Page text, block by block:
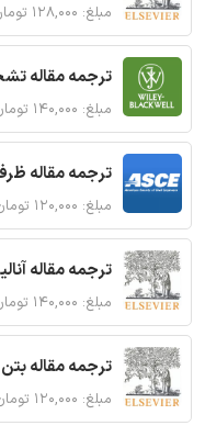
مبلغ: ۱۲۸,۰۰۰ تومان
ترجمه مقاله
مبلغ: ۱۴۰,۰۰۰ تومان
ترجمه مقاله
مبلغ: ۱۲۰,۰۰۰ تومان
ترجمه مقاله
مبلغ: ۱۴۰,۰۰۰ تومان
ترجمه مقاله بتن
مبلغ: ۱۲۰,۰۰۰ تومان